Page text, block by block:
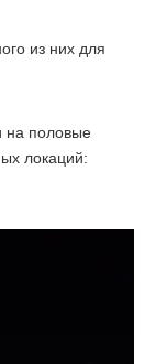
из них для
на половые
локаций: